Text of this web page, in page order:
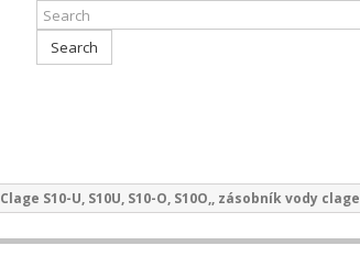
Search
Clage S10-U, S10U, S10-O, S10O,, zásobník vody clage